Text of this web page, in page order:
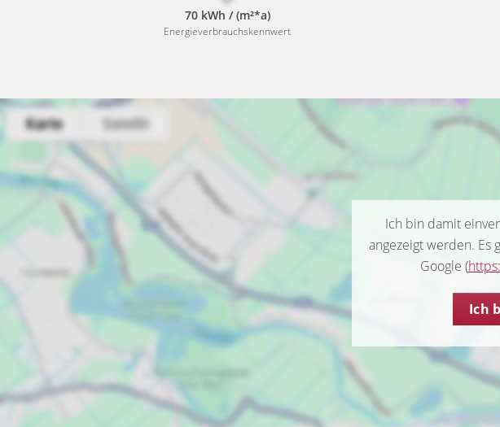
70 kWh / (m²*a)
Energieverbrauchskennwert
Ich bin damit
angezeigt werden. Es
Google (
Ich